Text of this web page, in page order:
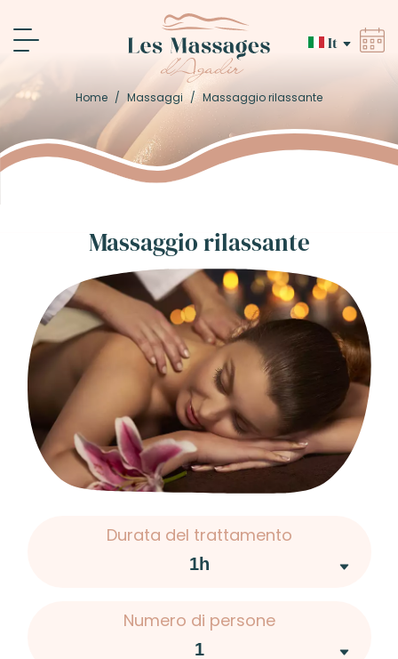
It
Home / Massaggi / Massaggio rilassante
Massaggio rilassante
Durata del trattamento
Numero di persone